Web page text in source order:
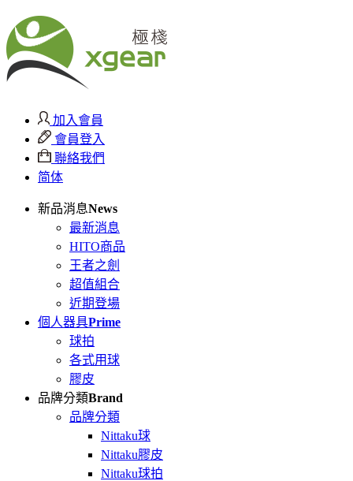
加入會員
會員登入
聯絡我們
简体
新品消息News
最新消息
HITO商品
王者之劍
超值組合
近期登場
個人器具Prime
球拍
各式用球
膠皮
品牌分類Brand
品牌分類
Nittaku球
Nittaku膠皮
Nittaku球拍